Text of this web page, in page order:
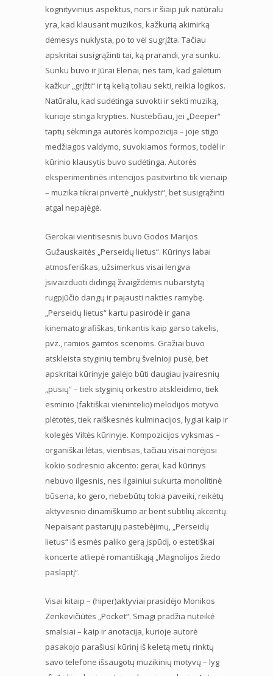
kognityvinius aspektus, nors ir šiaip juk natūralu
yra, kad klausant muzikos, kažkurią akimirką
dėmesys nuklysta, po to vėl sugrįžta. Tačiau
apskritai susigrąžinti tai, ką prarandi, yra sunku.
Sunku buvo ir Jūrai Elenai, nes tam, kad galėtum
kažkur „grįžti“ ir tą kelią toliau sekti, reikia logikos.
Natūralu, kad sudėtinga suvokti ir sekti muziką,
kurioje stinga krypties. Nustebčiau, jei „Deeper“
taptų sėkminga autorės kompozicija – joje stigo
medžiagos valdymo, suvokiamos formos, todėl ir
kūrinio klausytis buvo sudėtinga. Autorės
eksperimentinės intencijos pasitvirtino tik vienaip
– muzika tikrai privertė „nuklysti“, bet susigrąžinti
atgal nepajėgė.
Gerokai vientisesnis buvo Godos Marijos
Gužauskaitės „Perseidų lietus“. Kūrinys labai
atmosferiškas, užsimerkus visai lengva
įsivaizduoti didingą žvaigždėmis nubarstytą
rugpjūčio dangų ir pajausti nakties ramybę.
„Perseidų lietus“ kartu pasirodė ir gana
kinematografiškas, tinkantis kaip garso takelis,
pvz., ramios gamtos scenoms. Gražiai buvo
atskleista styginių tembrų švelnioji pusė, bet
apskritai kūrinyje galėjo būti daugiau įvairesnių
„pusių“ – tiek styginių orkestro atskleidimo, tiek
esminio (faktiškai vienintelio) melodijos motyvo
plėtotės, tiek raiškesnės kulminacijos, lygiai kaip ir
kolegės Viltės kūrinyje. Kompozicijos vyksmas –
organiškai lėtas, vientisas, tačiau visai norėjosi
kokio sodresnio akcento: gerai, kad kūrinys
nebuvo ilgesnis, nes ilgainiui sukurta monolitinė
būsena, ko gero, nebebūtų tokia paveiki, reikėtų
aktyvesnio dinamiškumo ar bent subtilių akcentų.
Nepaisant pastarųjų pastebėjimų, „Perseidų
lietus“ iš esmės paliko gerą įspūdį, o estetiškai
koncerte atliepė romantiškąją „Magnolijos žiedo
paslaptį“.
Visai kitaip – (hiper)aktyviai prasidėjo Monikos
Zenkevičiūtės „Pocket“. Smagi pradžia nuteikė
smalsiai – kaip ir anotacija, kurioje autorė
pasakojo parašiusi kūrinį iš keletą metų rinktų
savo telefone išsaugotų muzikinių motyvų – lyg